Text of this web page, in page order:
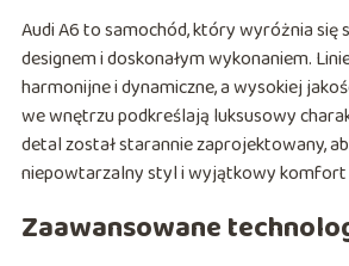
Audi A6 to samochód, który wyróżnia się
designem i doskonałym wykonaniem.
harmonijne i dynamiczne, a wysokiej
we wnętrzu podkreślają luksusowy
detal został starannie zaprojektowany,
niepowtarzalny styl i wyjątkowy komfort
Zaawansowane